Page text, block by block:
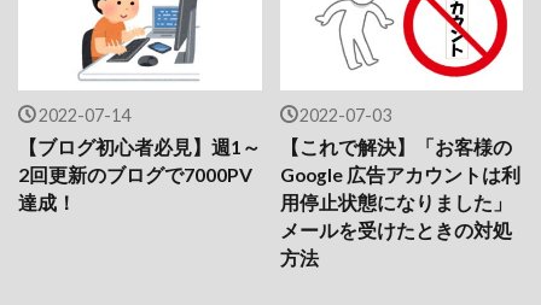
2022-07-14
【ブログ初心者必見】週1～
2回更新のブログで7000PV
達成！
2022-07-03
【これで解決】「お客様の
Google 広告アカウントは利
用停止状態になりました」
メールを受けたときの対処
方法